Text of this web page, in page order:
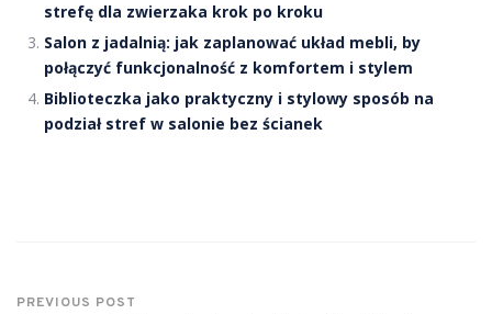
strefę dla zwierzaka krok po kroku
Salon z jadalnią: jak zaplanować układ mebli, by
połączyć funkcjonalność z komfortem i stylem
Biblioteczka jako praktyczny i stylowy sposób na
podział stref w salonie bez ścianek
PREVIOUS POST